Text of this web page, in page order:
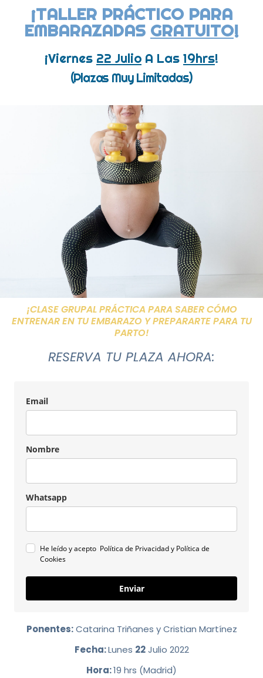
¡TALLER PRÁCTICO PARA
EMBARAZADAS GRATUITO!
¡Viernes 22 Julio A Las 19hrs!
(Plazas Muy Limitadas)
¡CLASE GRUPAL PRÁCTICA PARA SABER CÓMO
ENTRENAR EN TU EMBARAZO Y PREPARARTE PARA TU
PARTO!
RESERVA TU PLAZA AHORA:
Email
Nombre
Whatsapp
He leído y acepto Política de Privacidad y Política de
Cookies
Enviar
Ponentes:Catarina Triñanes y Cristian Martínez
Fecha:Lunes 22Julio 2022
Hora:19 hrs (Madrid)